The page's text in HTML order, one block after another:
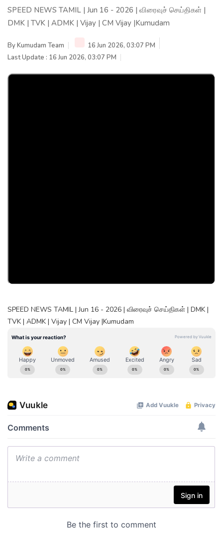
SPEED NEWS TAMIL | Jun 16 - 2026 | விரைவுச் செய்திகள் |
DMK | TVK | ADMK | Vijay | CM Vijay |Kumudam
ByKumudam Team
16 Jun 2026, 03:07 PM
Last Update : 16 Jun 2026, 03:07 PM
SPEED NEWS TAMIL | Jun 16 - 2026 | விரைவுச் செய்திகள் | DMK |
TVK | ADMK | Vijay | CM Vijay |Kumudam